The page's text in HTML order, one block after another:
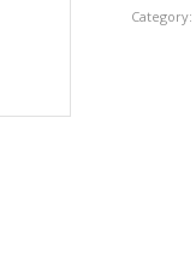
Category: